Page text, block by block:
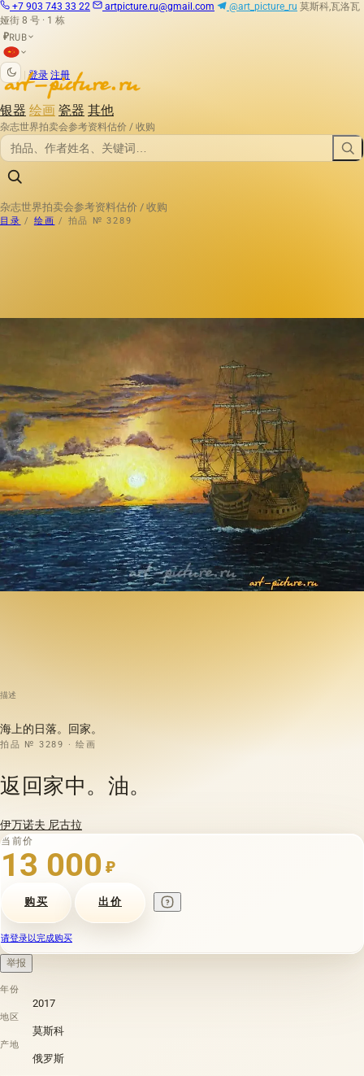
+7 903 743 33 22 artpicture.ru@gmail.com @art_picture_ru 莫斯科,瓦洛瓦
娅街 8 号 · 1 栋
₽RUB
登录 注册
银器 绘画 瓷器 其他
杂志世界拍卖会参考资料估价 / 收购
杂志世界拍卖会参考资料估价 / 收购
目录 / 绘画 / 拍品 № 3289
描述
海上的日落。回家。
拍品 № 3289 · 绘画
返回家中。油。
伊万诺夫 尼古拉
当前价
13 000 ₽
购买 出价
请登录以完成购买
举报
年份
2017
地区
莫斯科
产地
俄罗斯